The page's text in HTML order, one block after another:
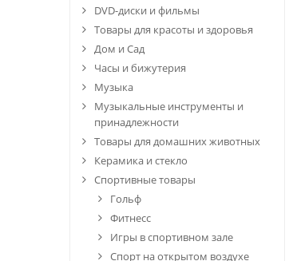
DVD-диски и фильмы
Товары для красоты и здоровья
Дом и Сад
Часы и бижутерия
Музыка
Музыкальные инструменты и
принадлежности
Товары для домашних животных
Керамика и стекло
Спортивные товары
Гольф
Фитнесс
Игры в спортивном зале
Спорт на открытом воздухе